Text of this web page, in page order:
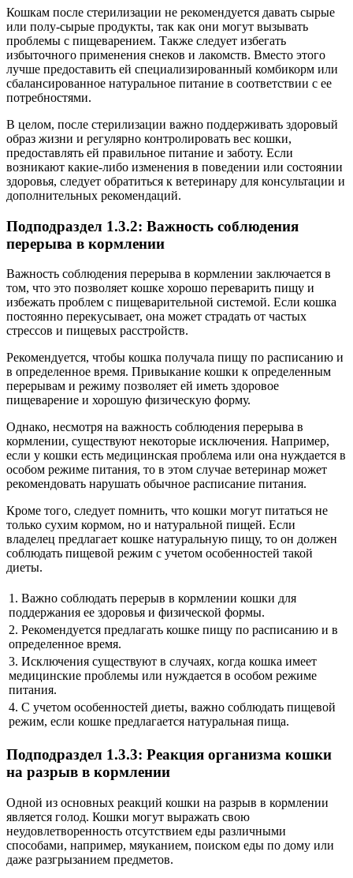
Кошкам после стерилизации не рекомендуется давать сырые
или полу-сырые продукты, так как они могут вызывать
проблемы с пищеварением. Также следует избегать
избыточного применения снеков и лакомств. Вместо этого
лучше предоставить ей специализированный комбикорм или
сбалансированное натуральное питание в соответствии с ее
потребностями.
В целом, после стерилизации важно поддерживать здоровый
образ жизни и регулярно контролировать вес кошки,
предоставлять ей правильное питание и заботу. Если
возникают какие-либо изменения в поведении или состоянии
здоровья, следует обратиться к ветеринару для консультации и
дополнительных рекомендаций.
Подподраздел 1.3.2: Важность соблюдения
перерыва в кормлении
Важность соблюдения перерыва в кормлении заключается в
том, что это позволяет кошке хорошо переварить пищу и
избежать проблем с пищеварительной системой. Если кошка
постоянно перекусывает, она может страдать от частых
стрессов и пищевых расстройств.
Рекомендуется, чтобы кошка получала пищу по расписанию и
в определенное время. Привыкание кошки к определенным
перерывам и режиму позволяет ей иметь здоровое
пищеварение и хорошую физическую форму.
Однако, несмотря на важность соблюдения перерыва в
кормлении, существуют некоторые исключения. Например,
если у кошки есть медицинская проблема или она нуждается в
особом режиме питания, то в этом случае ветеринар может
рекомендовать нарушать обычное расписание питания.
Кроме того, следует помнить, что кошки могут питаться не
только сухим кормом, но и натуральной пищей. Если
владелец предлагает кошке натуральную пищу, то он должен
соблюдать пищевой режим с учетом особенностей такой
диеты.
1. Важно соблюдать перерыв в кормлении кошки для
поддержания ее здоровья и физической формы.
2. Рекомендуется предлагать кошке пищу по расписанию и в
определенное время.
3. Исключения существуют в случаях, когда кошка имеет
медицинские проблемы или нуждается в особом режиме
питания.
4. С учетом особенностей диеты, важно соблюдать пищевой
режим, если кошке предлагается натуральная пища.
Подподраздел 1.3.3: Реакция организма кошки
на разрыв в кормлении
Одной из основных реакций кошки на разрыв в кормлении
является голод. Кошки могут выражать свою
неудовлетворенность отсутствием еды различными
способами, например, мяуканием, поиском еды по дому или
даже разгрызанием предметов.